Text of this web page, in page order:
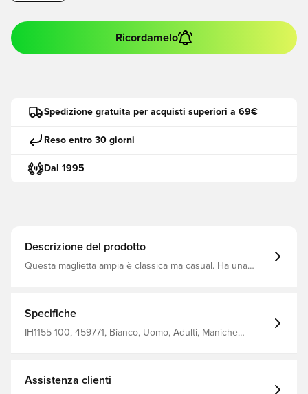
Ricordamelo
Spedizione gratuita per acquisti superiori a 69€
Reso entro 30 giorni
Dal 1995
Descrizione del prodotto
Questa maglietta ampia è classica ma casual. Ha una
Specifiche
IH1155-100, 459771, Bianco, Uomo, Adulti, Maniche
Assistenza clienti